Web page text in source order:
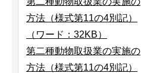
方法（様式第11の4別記）
（ワード：32KB）
第二種動物取扱業の実施の
方法（様式第11の4別記）